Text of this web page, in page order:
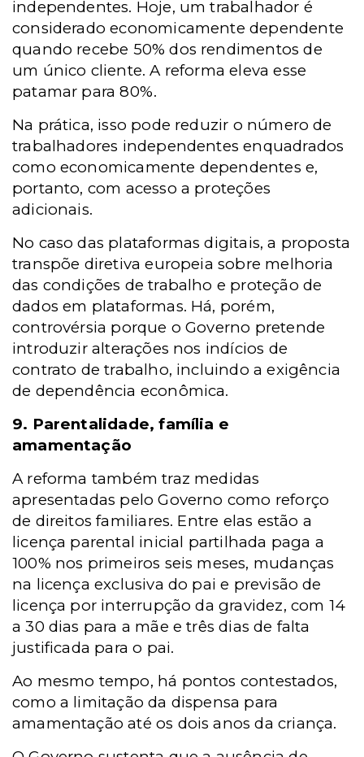
independentes. Hoje, um trabalhador é
considerado economicamente dependente
quando recebe 50% dos rendimentos de
um único cliente. A reforma eleva esse
patamar para 80%.
Na prática, isso pode reduzir o número de
trabalhadores independentes enquadrados
como economicamente dependentes e,
portanto, com acesso a proteções
adicionais.
No caso das plataformas digitais, a proposta
transpõe diretiva europeia sobre melhoria
das condições de trabalho e proteção de
dados em plataformas. Há, porém,
controvérsia porque o Governo pretende
introduzir alterações nos indícios de
contrato de trabalho, incluindo a exigência
de dependência econômica.
9. Parentalidade, família e
amamentação
A reforma também traz medidas
apresentadas pelo Governo como reforço
de direitos familiares. Entre elas estão a
licença parental inicial partilhada paga a
100% nos primeiros seis meses, mudanças
na licença exclusiva do pai e previsão de
licença por interrupção da gravidez, com 14
a 30 dias para a mãe e três dias de falta
justificada para o pai.
Ao mesmo tempo, há pontos contestados,
como a limitação da dispensa para
amamentação até os dois anos da criança.